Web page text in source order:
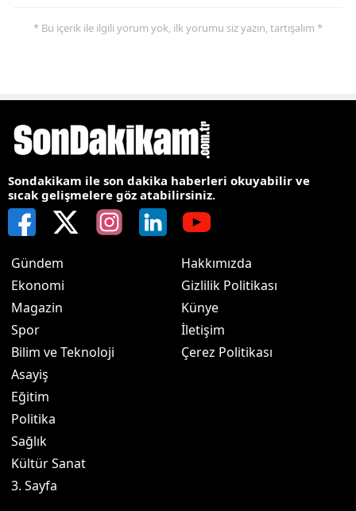
* Bu içerik ile ilgili yorum yok, ilk yorumu siz yazın, tartışalım *
Sondakikam ile son dakika haberleri okuyabilir ve
sıcak gelişmelere göz atabilirsiniz.
Gündem
Ekonomi
Magazin
Spor
Bilim ve Teknoloji
Asayiş
Eğitim
Politika
Sağlık
Kültür Sanat
3. Sayfa
Hakkımızda
Gizlilik Politikası
Künye
İletişim
Çerez Politikası